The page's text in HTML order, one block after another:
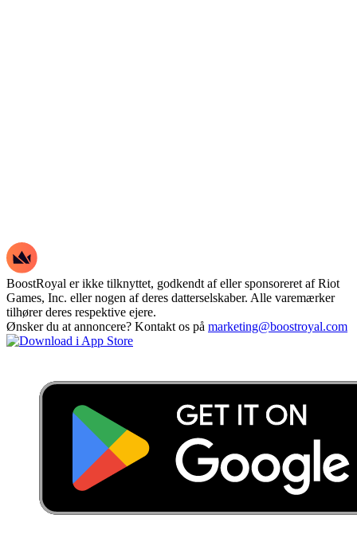
BoostRoyal er ikke tilknyttet, godkendt af eller sponsoreret af Riot
Games, Inc. eller nogen af deres datterselskaber. Alle varemærker
tilhører deres respektive ejere.
Ønsker du at annoncere? Kontakt os på marketing@boostroyal.com